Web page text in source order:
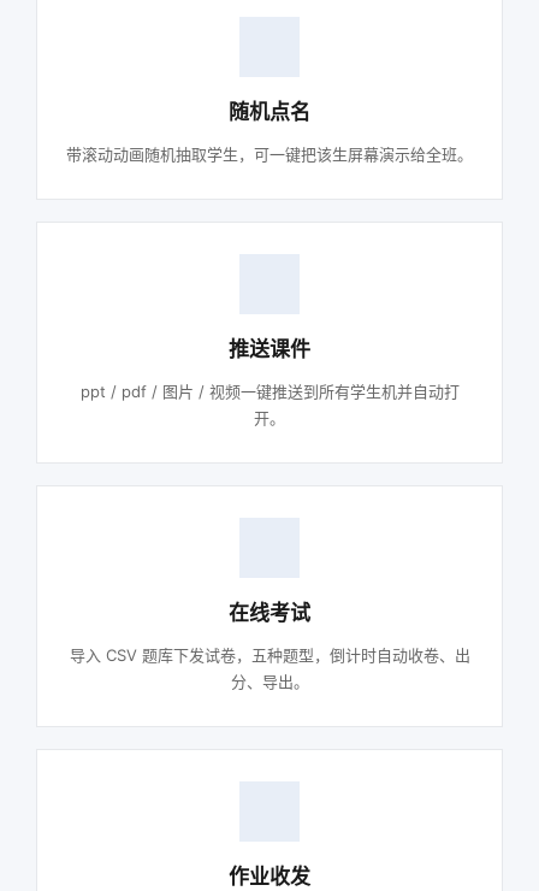
随机点名
带滚动动画随机抽取学生，可一键把该生屏幕演示给全班。
推送课件
ppt / pdf / 图片 / 视频一键推送到所有学生机并自动打
开。
在线考试
导入 CSV 题库下发试卷，五种题型，倒计时自动收卷、出
分、导出。
作业收发